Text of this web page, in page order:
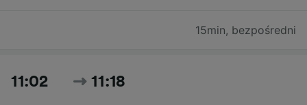
15min, bezpośredni
11:02 11:18